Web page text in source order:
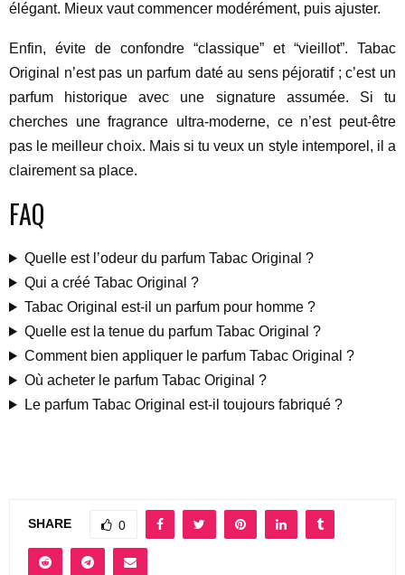
élégant. Mieux vaut commencer modérément, puis ajuster.
Enfin, évite de confondre “classique” et “vieillot”. Tabac
Original n’est pas un parfum daté au sens péjoratif ; c’est un
parfum historique avec une signature assumée. Si tu
cherches une fragrance ultra-moderne, ce n’est peut-être
pas le meilleur choix. Mais si tu veux un style intemporel, il a
clairement sa place.
FAQ
Quelle est l’odeur du parfum Tabac Original ?
Qui a créé Tabac Original ?
Tabac Original est-il un parfum pour homme ?
Quelle est la tenue du parfum Tabac Original ?
Comment bien appliquer le parfum Tabac Original ?
Où acheter le parfum Tabac Original ?
Le parfum Tabac Original est-il toujours fabriqué ?
SHARE 0